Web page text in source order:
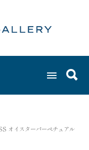
オイスターパーペチュアル